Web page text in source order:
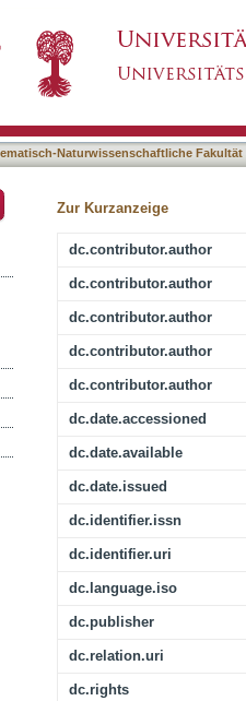
Naturwissenschaftliche Fakultät
Zur Kurzanzeige
dc.contributor.author
dc.contributor.author
dc.contributor.author
dc.contributor.author
dc.contributor.author
dc.date.accessioned
dc.date.available
dc.date.issued
dc.identifier.issn
dc.identifier.uri
dc.language.iso
dc.publisher
dc.relation.uri
dc.rights